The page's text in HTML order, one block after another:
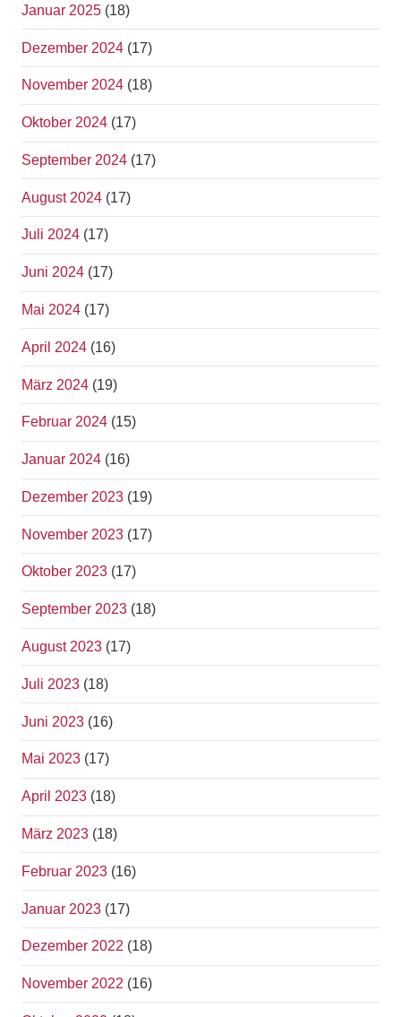
Januar 2025 (18)
Dezember 2024 (17)
November 2024 (18)
Oktober 2024 (17)
September 2024 (17)
August 2024 (17)
Juli 2024 (17)
Juni 2024 (17)
Mai 2024 (17)
April 2024 (16)
März 2024 (19)
Februar 2024 (15)
Januar 2024 (16)
Dezember 2023 (19)
November 2023 (17)
Oktober 2023 (17)
September 2023 (18)
August 2023 (17)
Juli 2023 (18)
Juni 2023 (16)
Mai 2023 (17)
April 2023 (18)
März 2023 (18)
Februar 2023 (16)
Januar 2023 (17)
Dezember 2022 (18)
November 2022 (16)